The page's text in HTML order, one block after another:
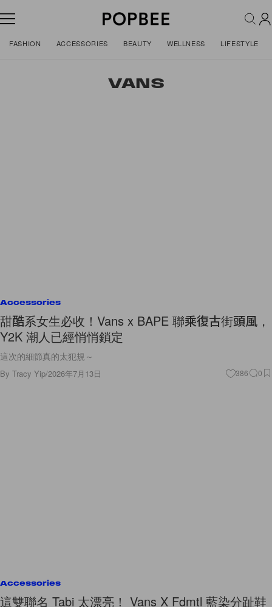
FASHION ACCESSORIES BEAUTY WELLNESS LIFESTYLE
VANS
Accessories
甜酷系女生必收！Vans x BAPE 聯乘復古街頭風，
Y2K 潮人已經悄悄鎖定
這次的細節真的太犯規～
By Tracy Yip/2026年7月13日 386 0
Accessories
這雙聯名 Tabi 太漂亮！ Vans X Fdmtl 藍染分趾鞋